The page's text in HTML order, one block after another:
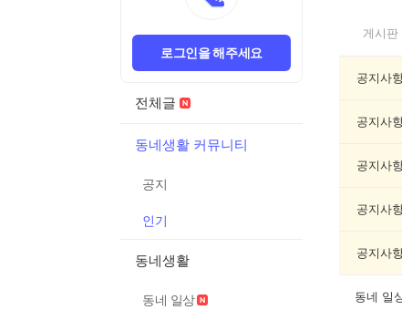
로그인을 해주세요
전체글
동네생활 커뮤니티
공지
인기
동네생활
동네 일상
동
게시판
공지사
공지사
공지사
공지사
공지사
동네 일